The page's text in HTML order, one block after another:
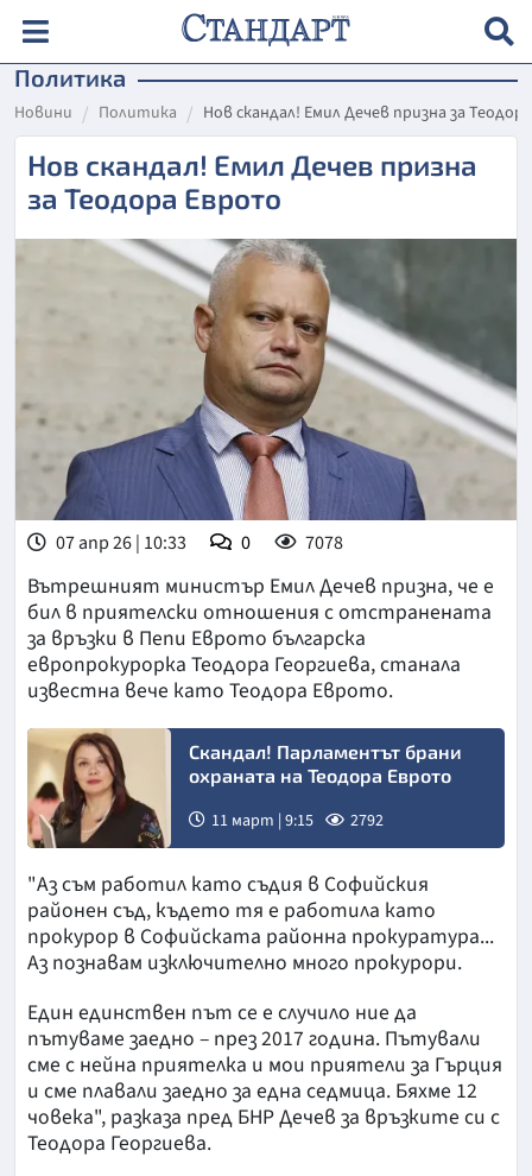
Политика
Новини Политика Нов скандал! Емил Дечев призна за
Нов скандал! Емил Дечев призна
за Теодора Еврото
07 апр 26 | 10:33 0 7078
Вътрешният министър Емил Дечев призна, че е
бил в приятелски отношения с отстранената
за връзки в Пепи Еврото българска
европрокурорка Теодора Георгиева, станала
известна вече като Теодора Еврото.
Скандал! Парламентът брани
охраната на Теодора Еврото
11 март | 9:15 2792
"Аз съм работил като съдия в Софийския
районен съд, където тя е работила като
прокурор в Софийската районна прокуратура...
Аз познавам изключително много прокурори.
Един единствен път се е случило ние да
пътуваме заедно – през 2017 година. Пътували
сме с нейна приятелка и мои приятели за Гърция
и сме плавали заедно за една седмица. Бяхме 12
човека", разказа пред БНР Дечев за връзките си с
Теодора Георгиева.